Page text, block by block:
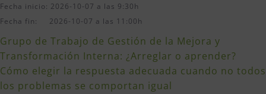
Fecha inicio: 2026-10-07 a las 9:30h
Fecha fin: 2026-10-07 a las 11:00h
Grupo de Trabajo de Gestión de la Mejora y
Transformación Interna: ¿Arreglar o aprender?
Cómo elegir la respuesta adecuada cuando no todos
los problemas se comportan igual